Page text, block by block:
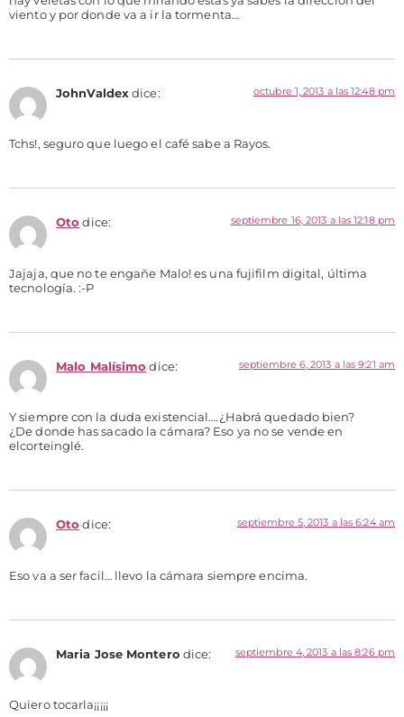
viento y por donde va a ir la tormenta…
JohnValdex dice: octubre 1, 2013 a las 12:48 pm
Tchs!, seguro que luego el café sabe a Rayos.
Oto dice: septiembre 16, 2013 a las 12:18 pm
Jajaja, que no te engañe Malo! es una fujifilm digital, última
tecnología. :-P
Malo Malísimo dice: septiembre 6, 2013 a las 9:21 am
Y siempre con la duda existencial….¿Habrá quedado bien?
¿De donde has sacado la cámara? Eso ya no se vende en
elcorteinglé.
Oto dice: septiembre 5, 2013 a las 6:24 am
Eso va a ser facil… llevo la cámara siempre encima.
Maria Jose Montero dice: septiembre 4, 2013 a las 8:26 pm
Quiero tocarla¡¡¡¡¡